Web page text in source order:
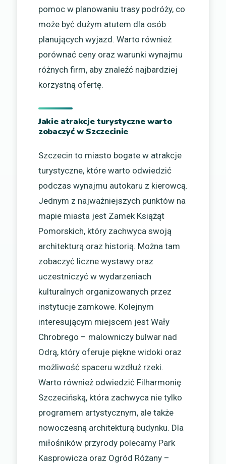
pomoc w planowaniu trasy podróży, co
może być dużym atutem dla osób
planujących wyjazd. Warto również
porównać ceny oraz warunki wynajmu
różnych firm, aby znaleźć najbardziej
korzystną ofertę.
Jakie atrakcje turystyczne warto
zobaczyć w Szczecinie
Szczecin to miasto bogate w atrakcje
turystyczne, które warto odwiedzić
podczas wynajmu autokaru z kierowcą.
Jednym z najważniejszych punktów na
mapie miasta jest Zamek Książąt
Pomorskich, który zachwyca swoją
architekturą oraz historią. Można tam
zobaczyć liczne wystawy oraz
uczestniczyć w wydarzeniach
kulturalnych organizowanych przez
instytucje zamkowe. Kolejnym
interesującym miejscem jest Wały
Chrobrego – malowniczy bulwar nad
Odrą, który oferuje piękne widoki oraz
możliwość spaceru wzdłuż rzeki.
Warto również odwiedzić Filharmonię
Szczecińską, która zachwyca nie tylko
programem artystycznym, ale także
nowoczesną architekturą budynku. Dla
miłośników przyrody polecamy Park
Kasprowicza oraz Ogród Różany –